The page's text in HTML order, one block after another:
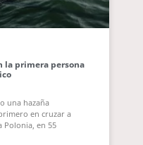
la primera persona
una hazaña
en cruzar a
Polonia, en 55